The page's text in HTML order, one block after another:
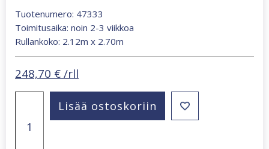
Tuotenumero: 47333
Toimitusaika: noin 2-3 viikkoa
Rullankoko: 2.12m x 2.70m
248,70 € /rll
Gallery
Belinda
Lisää ostoskoriin